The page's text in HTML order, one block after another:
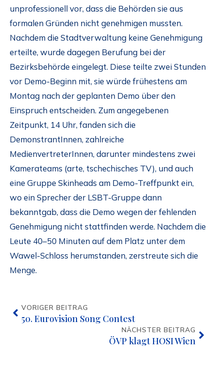
unprofessionell vor, dass die Behörden sie aus
formalen Gründen nicht genehmigen mussten.
Nachdem die Stadtverwaltung keine Genehmigung
erteilte, wurde dagegen Berufung bei der
Bezirksbehörde eingelegt. Diese teilte zwei Stunden
vor Demo-Beginn mit, sie würde frühestens am
Montag nach der geplanten Demo über den
Einspruch entscheiden. Zum angegebenen
Zeitpunkt, 14 Uhr, fanden sich die
DemonstrantInnen, zahlreiche
MedienvertreterInnen, darunter mindestens zwei
Kamerateams (arte, tschechisches TV), und auch
eine Gruppe Skinheads am Demo-Treffpunkt ein,
wo ein Sprecher der LSBT-Gruppe dann
bekanntgab, dass die Demo wegen der fehlenden
Genehmigung nicht stattfinden werde. Nachdem die
Leute 40–50 Minuten auf dem Platz unter dem
Wawel-Schloss herumstanden, zerstreute sich die
Menge.
VORIGER BEITRAG
50. Eurovision Song Contest
NÄCHSTER BEITRAG
ÖVP klagt HOSI Wien